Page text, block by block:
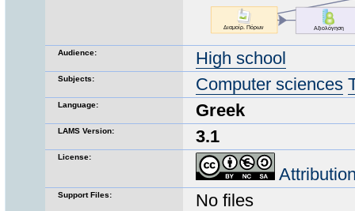
Audience: High school
Subjects: Computer sciences
Language: Greek
LAMS Version: 3.1
License:
Support Files: No files